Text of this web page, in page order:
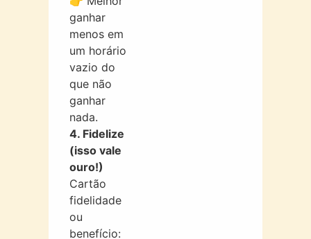
ganhar
menos em
um horário
vazio do
que não
ganhar
nada.
4. Fidelize
(isso vale
ouro!)
Cartão
fidelidade
ou
benefício: